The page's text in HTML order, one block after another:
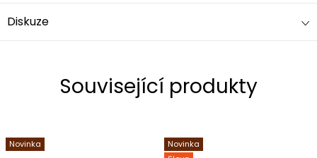
Diskuze
Související produkty
Novinka
Novinka